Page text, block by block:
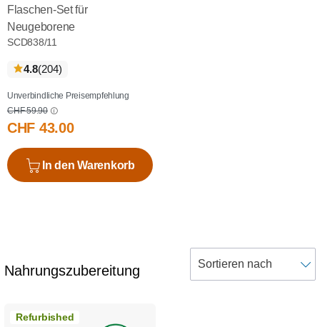
Flaschen-Set für
Neugeborene
SCD838/11
4.8(204bewertungen
)
Unverbindliche Preisempfehlung
CHF 59.90
CHF 43.00
In den Warenkorb
Nahrungszubereitung
Refurbished